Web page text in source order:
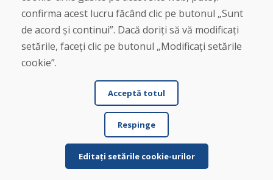
Retur și schimb de mărfuri
Protecția datelor cu caracter personal
Cookies
© DOMIVOSPORT 2026, Toate drepturile rezervate
DUFEKSOFT crearea de magazine electronice
confirma acest lucru făcând clic pe butonul „Sunt
de acord și continui”. Dacă doriți să vă modificați
setările, faceți clic pe butonul „Modificați setările
cookie”.
Acceptă totul
Respinge
Editați setările cookie-urilor